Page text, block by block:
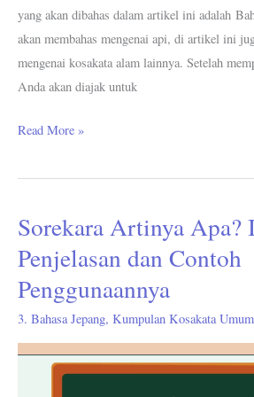
yang akan dibahas dalam artikel ini adalah
akan membahas mengenai api, di artikel ini
mengenai kosakata alam lainnya. Setelah
Anda akan diajak untuk
Read More »
Sorekara Artinya Apa?
Penjelasan dan Contoh
Penggunaannya
3. Bahasa Jepang, Kumpulan Kosakata Umum
Sorekara
Apa?
Ini
Penjelasan
dan
Contoh